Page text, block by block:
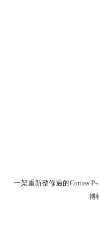
一架重新整修過的Curtiss
博